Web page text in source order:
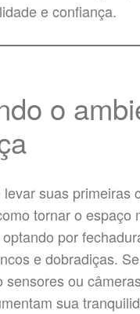
e confiança.
o
suas primeiras
tornar o espaço
por
e dobradiças.
sensores ou
sua